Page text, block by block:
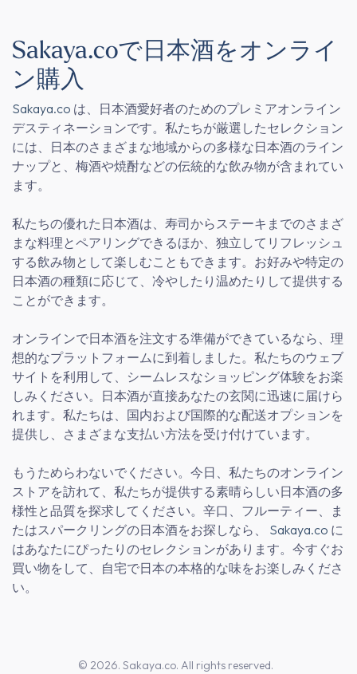
Sakaya.coで日本酒をオンライ
ン購入
Sakaya.co は、日本酒愛好者のためのプレミアオンライン
デスティネーションです。私たちが厳選したセレクション
には、日本のさまざまな地域からの多様な日本酒のライン
ナップと、梅酒や焼酎などの伝統的な飲み物が含まれてい
ます。
私たちの優れた日本酒は、寿司からステーキまでのさまざ
まな料理とペアリングできるほか、独立してリフレッシュ
する飲み物として楽しむこともできます。お好みや特定の
日本酒の種類に応じて、冷やしたり温めたりして提供する
ことができます。
オンラインで日本酒を注文する準備ができているなら、理
想的なプラットフォームに到着しました。私たちのウェブ
サイトを利用して、シームレスなショッピング体験をお楽
しみください。日本酒が直接あなたの玄関に迅速に届けら
れます。私たちは、国内および国際的な配送オプションを
提供し、さまざまな支払い方法を受け付けています。
もうためらわないでください。今日、私たちのオンライン
ストアを訪れて、私たちが提供する素晴らしい日本酒の多
様性と品質を探求してください。辛口、フルーティー、ま
たはスパークリングの日本酒をお探しなら、 Sakaya.co に
はあなたにぴったりのセレクションがあります。今すぐお
買い物をして、自宅で日本の本格的な味をお楽しみくださ
い。
© 2026. Sakaya.co. All rights reserved.